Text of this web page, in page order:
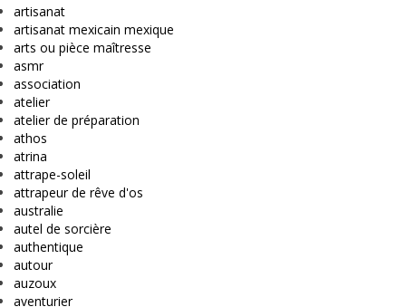
artisanat
artisanat mexicain mexique
arts ou pièce maîtresse
asmr
association
atelier
atelier de préparation
athos
atrina
attrape-soleil
attrapeur de rêve d'os
australie
autel de sorcière
authentique
autour
auzoux
aventurier